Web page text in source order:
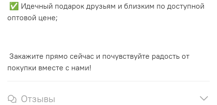
✅ Идечный подарок друзьям и близким по доступной
оптовой цене;
Закажите прямо сейчас и почувствуйте радость от
покупки вместе с нами!
Отзывы